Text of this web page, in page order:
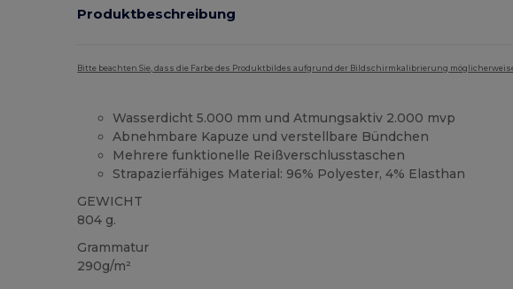
Produktbeschreibung
Bitte beachten Sie, dass die Farbe des Produktbildes aufgrund der Bildschirmkalibrierung
Wasserdicht 5.000 mm und Atmungsaktiv 2.000 mvp
Abnehmbare Kapuze und verstellbare Bündchen
Mehrere funktionelle Reißverschlusstaschen
Strapazierfähiges Material: 96% Polyester, 4% Elasthan
GEWICHT
804 g.
Grammatur
290g/m²